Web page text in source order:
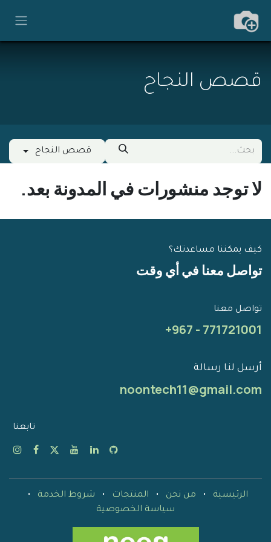
قصص النجاح
قصص النجاح
لا توجد منشورات في المدونة بعد.
كيف يمكننا مساعدتك؟
تواصل معنا في أي وقت
تواصل معنا
+967 - 771721001
أرسل لنا رسالة
noontech11@gmail.com
تابعنا
الرئيسية • من نحن • المنتجات • شروط الخدمة
•
سياسة الخصوصية